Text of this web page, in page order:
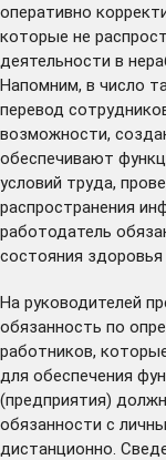
оперативно
которые не
деятельности в
Напомним, в число
перевод
возможности,
обеспечивают
условий труда,
распространения
работодатель
состояния здоровья
На руководителей
обязанность по
работников,
для обеспечения
(предприятия)
обязанности с
дистанционно.